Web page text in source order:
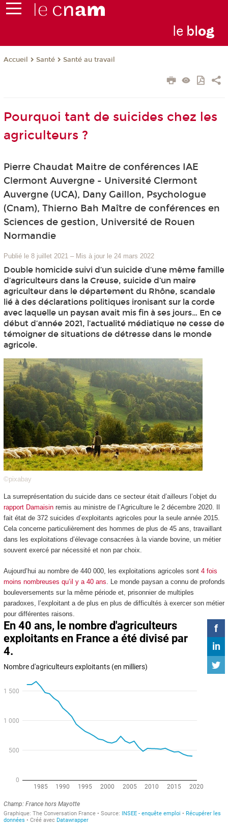
le blog
Accueil Santé Santé au travail
Pourquoi tant de suicides chez les
agriculteurs ?
Pierre Chaudat Maitre de conférences IAE
Clermont Auvergne - Université Clermont
Auvergne (UCA), Dany Gaillon, Psychologue
(Cnam), Thierno Bah Maître de conférences en
Sciences de gestion, Université de Rouen
Normandie
Publié le 8 juillet 2021 – Mis à jour le 24 mars 2022
Double homicide suivi d’un suicide d’une même famille
d’agriculteurs dans la Creuse, suicide d’un maire
agriculteur dans le département du Rhône, scandale
lié à des déclarations politiques ironisant sur la corde
avec laquelle un paysan avait mis fin à ses jours… En ce
début d’année 2021, l’actualité médiatique ne cesse de
témoigner de situations de détresse dans le monde
agricole.
©pixabay
La surreprésentation du suicide dans ce secteur était d’ailleurs l’objet du
rapport Damaisinremis au ministre de l’Agriculture le 2 décembre 2020. Il
fait état de 372 suicides d’exploitants agricoles pour la seule année 2015.
Cela concerne particulièrement des hommes de plus de 45 ans, travaillant
dans les exploitations d’élevage consacrées à la viande bovine, un métier
souvent exercé par nécessité et non par choix.
Aujourd’hui au nombre de 440 000, les exploitations agricoles sont 4 fois
moins nombreuses qu’il y a 40 ans . Le monde paysan a connu de profonds
bouleversements sur la même période et, prisonnier de multiples
paradoxes, l’exploitant a de plus en plus de difficultés à exercer son métier
pour différentes raisons.